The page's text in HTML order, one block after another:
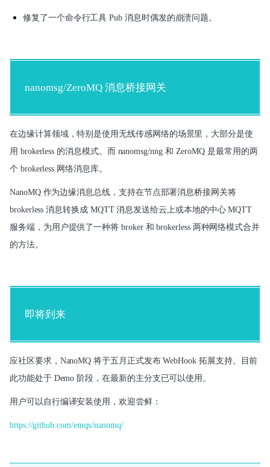
修复了一个命令行工具 Pub 消息时偶发的崩溃问题。
nanomsg/ZeroMQ 消息桥接网关
在边缘计算领域，特别是使用无线传感网络的场景里，大部分是使
用 brokerless 的消息模式。而 nanomsg/nng 和 ZeroMQ 是最常用的两
个 brokerless 网络消息库。
NanoMQ 作为边缘消息总线，支持在节点部署消息桥接网关将
brokerless 消息转换成 MQTT 消息发送给云上或本地的中心 MQTT
服务端，为用户提供了一种将 broker 和 brokerless 两种网络模式合并
的方法。
即将到来
应社区要求，NanoMQ 将于五月正式发布 WebHook 拓展支持。目前
此功能处于 Demo 阶段，在最新的主分支已可以使用。
用户可以自行编译安装使用，欢迎尝鲜：
https://github.com/emqx/nanomq/